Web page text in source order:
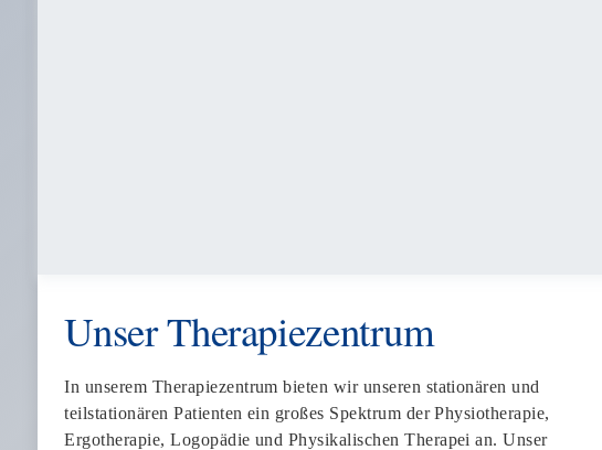
Unser Therapiezentrum
In unserem Therapiezentrum bieten wir unseren stationären und
teilstationären Patienten ein großes Spektrum der Physiotherapie,
Ergotherapie, Logopädie und Physikalischen Therapei an. Unser